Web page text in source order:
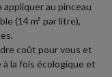
au pinceau
(14 m² par litre),
coût pour vous et
la fois écologique et